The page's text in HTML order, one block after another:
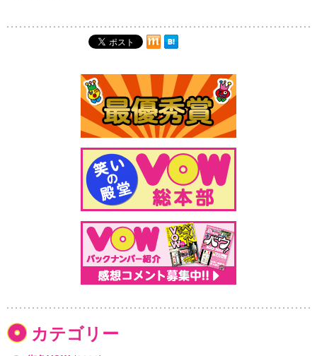
カテゴリー